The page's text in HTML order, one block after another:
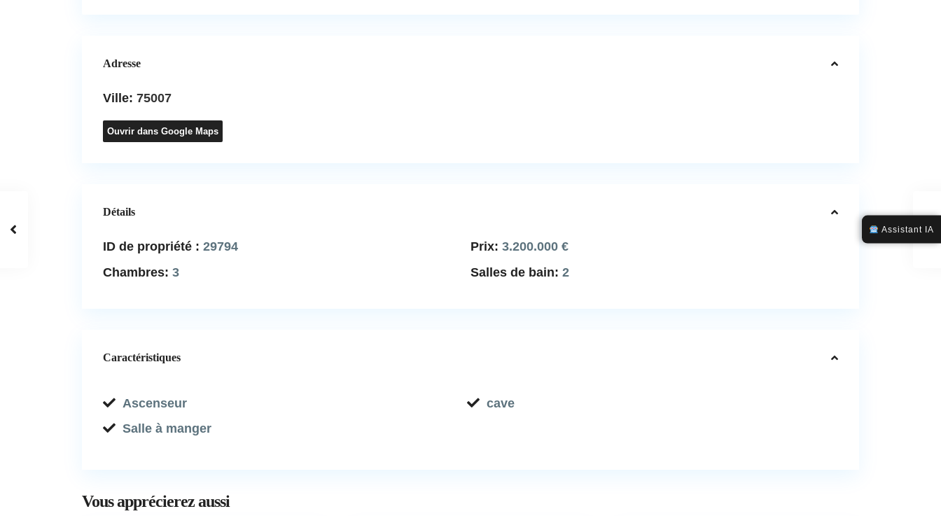
Adresse
Ville: 75007
Ouvrir dans Google Maps
Détails
ID de propriété : 29794 Prix: 3.200.000 €
Chambres: 3 Salles de bain: 2
Caractéristiques
Ascenseur
cave
Salle à manger
Vous apprécierez aussi
Assistant IA